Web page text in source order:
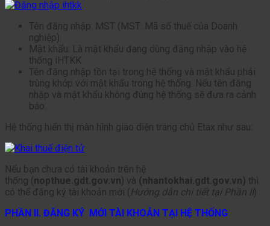
Tên đăng nhập: MST (MST: Mã số thuế của Doanh
nghiệp)
Mật khẩu: Là mật khẩu đang dùng đăng nhập vào hệ
thống iHTKK
Tên đăng nhập tồn tại trong hệ thống và mật khẩu phải
trùng khớp với mật khẩu trong hệ thống. Nếu tên đăng
nhập và mật khẩu không đúng hệ thống sẽ đưa ra cảnh
báo.
Hệ thống hiển thị màn hình giao diện trang chủ Etax như sau:
Nếu bạn chưa có tài khoản trên hệ
thống (nopthue.gdt.gov.vn) và (nhantokhai.gdt.gov.vn) thì
có thể đăng ký tài khoản mới (Hướng dẫn chi tiết tại Phần II)
PHẦN II. ĐĂNG KÝ MỚI TÀI KHOẢN TẠI HỆ THỐNG